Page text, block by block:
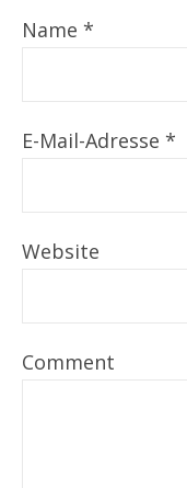
Name *
E-Mail-Adresse *
Website
Comment